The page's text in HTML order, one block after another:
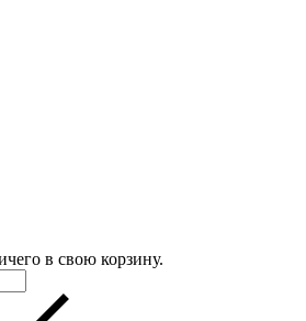
в свою корзину.